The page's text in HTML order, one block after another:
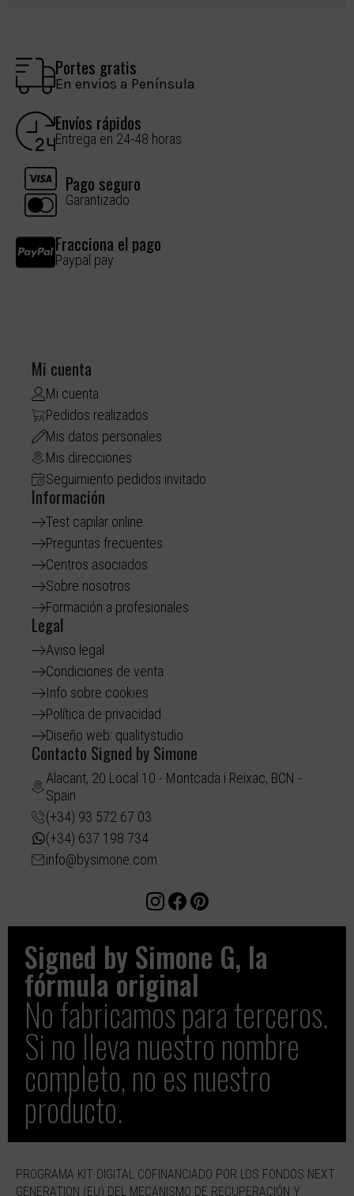
Portes gratis
En envíos a Península
Envíos rápidos
Entrega en 24-48 horas
Pago seguro
Garantizado
Fracciona el pago
Paypal pay
Mi cuenta
Mi cuenta
Pedidos realizados
Mis datos personales
Mis direcciones
Seguimiento pedidos invitado
Información
Test capilar online
Preguntas frecuentes
Centros asociados
Sobre nosotros
Formación a profesionales
Legal
Aviso legal
Condiciones de venta
Info sobre cookies
Política de privacidad
Diseño web: qualitystudio
Contacto Signed by Simone
Alacant, 20 Local 10 - Montcada i Reixac, BCN -
Spain
(+34) 93 572 67 03
(+34) 637 198 734
info@bysimone.com
Signed by Simone G, la
fórmula original​
No fabricamos para terceros.
Si no lleva nuestro nombre
completo, no es nuestro
producto.
PROGRAMA KIT DIGITAL COFINANCIADO POR LOS FONDOS NEXT
GENERATION (EU) DEL MECANISMO DE RECUPERACIÓN Y